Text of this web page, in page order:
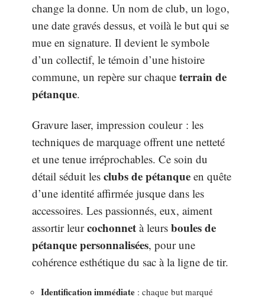
change la donne. Un nom de club, un logo,
une date gravés dessus, et voilà le but qui se
mue en signature. Il devient le symbole
d’un collectif, le témoin d’une histoire
commune, un repère sur chaque terrain de
pétanque.
Gravure laser, impression couleur : les
techniques de marquage offrent une netteté
et une tenue irréprochables. Ce soin du
détail séduit les clubs de pétanque en quête
d’une identité affirmée jusque dans les
accessoires. Les passionnés, eux, aiment
assortir leurcochonnet à leurs boules de
pétanque personnalisées, pour une
cohérence esthétique du sac à la ligne de tir.
Identification immédiate : chaque but marqué